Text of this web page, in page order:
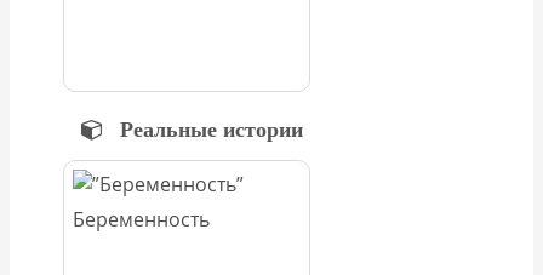
Реальные истории
Беременность